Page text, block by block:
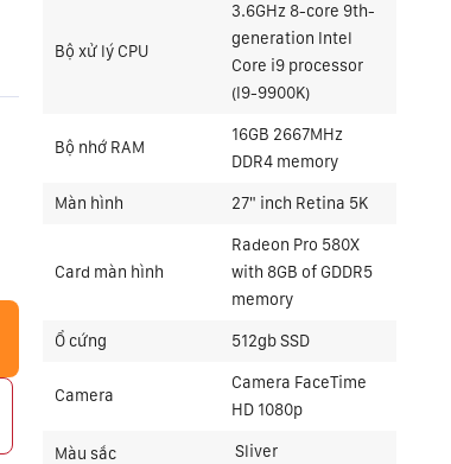
Bộ xử lý CPU
3.6GHz 8-core 9th-
generation Intel
Core i9 processor
(I9-9900K)
Bộ nhớ RAM
16GB 2667MHz
DDR4 memory
Màn hình 27" inch Retina 5K
Card màn hình
Radeon Pro 580X
with 8GB of GDDR5
memory
Ổ cứng 512gb SSD
Camera
Camera FaceTime
HD 1080p
Màu sắc Sliver